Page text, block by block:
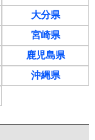
大分県
宮崎県
鹿児島県
沖縄県